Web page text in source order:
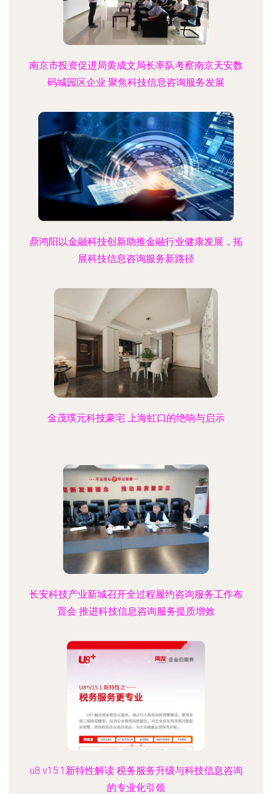
南京市投资促进局黄成文局长率队考察南京天安数
码城园区企业 聚焦科技信息咨询服务发展
鼎鸿阳以金融科技创新助推金融行业健康发展，拓
展科技信息咨询服务新路径
金茂璞元科技豪宅 上海虹口的绝响与启示
长安科技产业新城召开全过程履约咨询服务工作布
置会 推进科技信息咨询服务提质增效
u8 v15.1新特性解读 税务服务升级与科技信息咨询
的专业化引领